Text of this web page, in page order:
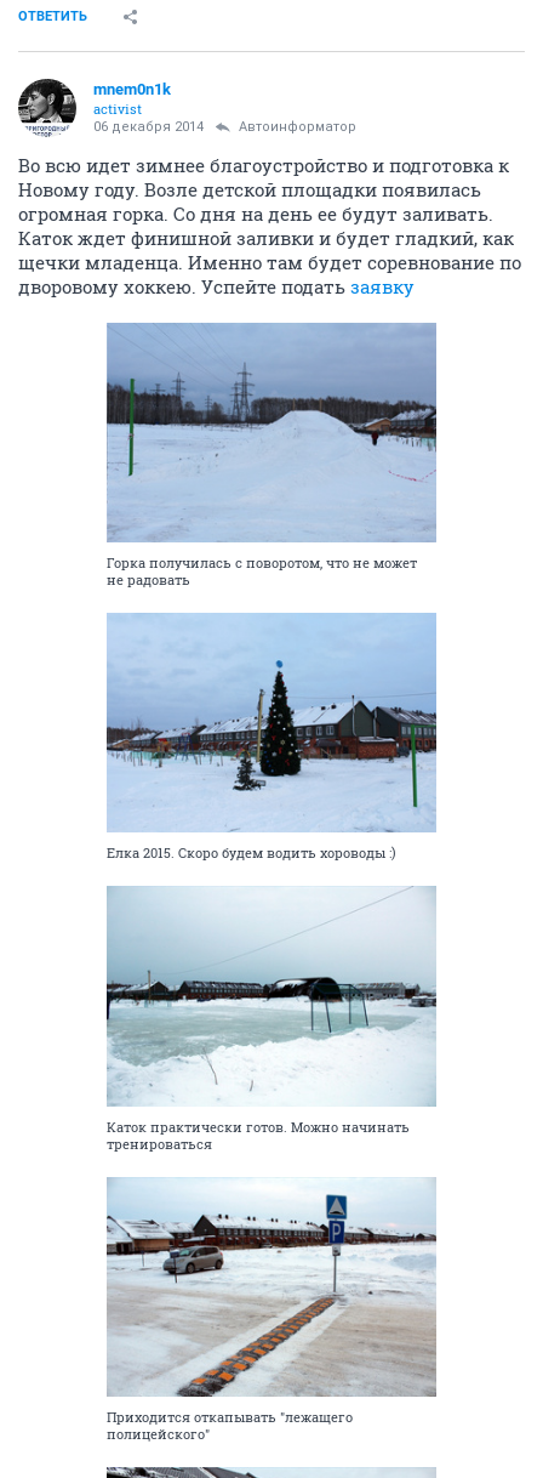
ОТВЕТИТЬ
mnem0n1k
activist
06 декабря 2014 Автоинформатор
Во всю идет зимнее благоустройство и подготовка к
Новому году. Возле детской площадки появилась
огромная горка. Со дня на день ее будут заливать.
Каток ждет финишной заливки и будет гладкий, как
щечки младенца. Именно там будет соревнование по
дворовому хоккею. Успейте подать заявку
Горка получилась с поворотом, что не может
не радовать
Елка 2015. Скоро будем водить хороводы :)
Каток практически готов. Можно начинать
тренироваться
Приходится откапывать "лежащего
полицейского"